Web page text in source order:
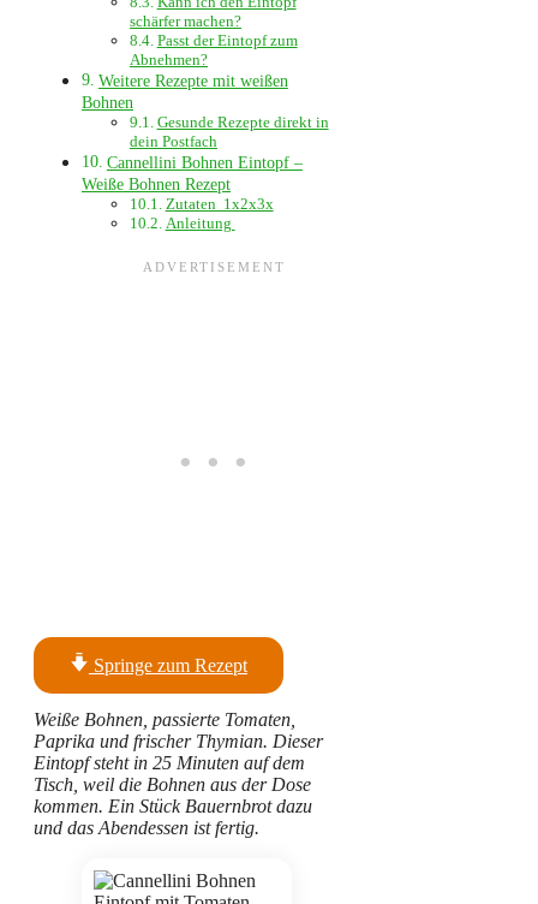
schärfer machen?
Passt der Eintopf zum
Abnehmen?
Weitere Rezepte mit weißen
Bohnen
Gesunde Rezepte direkt in
dein Postfach
Cannellini Bohnen Eintopf –
Weiße Bohnen Rezept
Zutaten 1x2x3x
Anleitung
Springe zum Rezept
Weiße Bohnen, passierte Tomaten,
Paprika und frischer Thymian. Dieser
Eintopf steht in 25 Minuten auf dem
Tisch, weil die Bohnen aus der Dose
kommen. Ein Stück Bauernbrot dazu
und das Abendessen ist fertig.